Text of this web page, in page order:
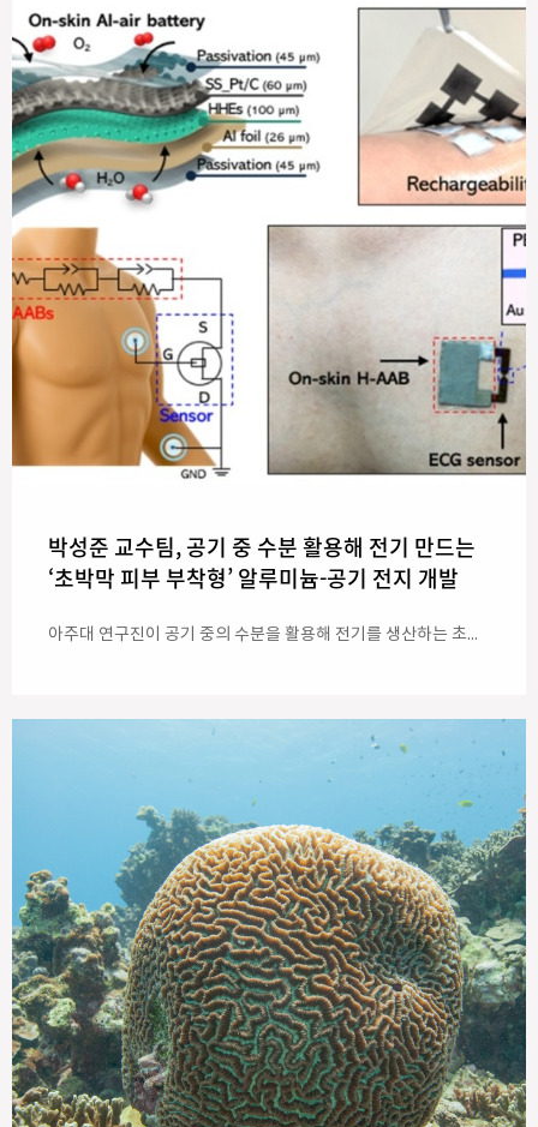
박성준 교수팀, 공기 중 수분 활용해 전기 만드는
‘초박막 피부 부착형’ 알루미늄-공기 전지 개발
아주대 연구진이 공기 중의 수분을 활용해 전기를 생산하는 초박막 피부 부착형 알루미늄-공기 전지를 개발했다. 얇고 가벼운 소재로 안정적으로 구동이 가능해 피부 밀착형 센서나 웨어러블 헬스케어 기기 등에 활용될 수 있을 전망이다. 박성준 교수(전자공학과·지능형반도체공학과) 연구팀은 충남대·광주과학기술원(GIST)과 함께 공기 중의 수분을 활용해 장시간 작동하는 초박막 피부 부착형 알루미늄-공기 전지를 개발했다고 밝혔다. 해당 내용은 ‘흡습성 전해질 기반 초박막 알루미늄-공기 전지를 통한 초밀착 피부 전자소자의 연속 구동(Ultrathin aluminum-air batteries via hygroscopic electrolytes for continuous operation of imperceptible on-skin electronics)’이라는 제목의 논문으로 소재 분야 저명 학술지 <어드밴스드 에너지 머터리얼즈(Advanced Energy Materials)>에 7월 온라인 게재됐다. 아주대 전자공학과 박사후연구원인 박재일 박사가 제1저자로 연구를 진행했고 박성준 교수(아주대 전자공학과·지능형반도체공학과), 유승준 교수(광주과학기술원 신소재공학과), 송우진 교수(충남대 응용화학공학과)가 교신저자로 참여했다. ‘알루미늄-공기 전지(Aluminum-air battery, AAB)’란 알루미늄의 산화 반응과 공기 중 산소의 환원 반응을 이용해 전기를 생산하는 에너지 장치로, 풍부하고 저렴한 알루미늄 자원을 바탕으로 차세대 고용량 에너지 저장 장치로 주목받고 있다. 이 전지는 공기 중 산소를 양극 활물질로 활용하기 때문에 무거운 양극 소재를 사용하지 않아도 되고 많은 에너지를 낼 수 있는 데다, 수계 전해질을 기반으로 해 안전성이 높다. 전해질은 배터리에서 전기가 흐르는 회로의 역할을 하는데, 수계 전해질은 ‘물’을 기반으로 해 친환경적이고 비용 부담이 적은 데다 화재나 폭발 위험이 현저히 낮다. 특히 피부에 직접 부착하는 형태로 얇고 유연하게 구현할 경우, 전자 피부(Electronic Skin)와 웨어러블 헬스케어 기기 등의 독립형 배터리로 활용할 수 있다. 그러나 알루미늄-공기 전지의 구조적 한계로 인해 두께를 줄이기가 어렵다는 점이 한계로 남아 있었다. 전지의 두께를 줄일수록 포함 가능한 전해질의 양과 수분 저장 능력이 감소하는데, 이렇게 되면 전체 에너지의 용량 역시 줄어들 수밖에 없어서다. 이에 전해질을 얇게 만들되 공기 중의 물을 흡수함으로써 소모된 수분을 지속적으로 보충할 수 있는 방식의 접근이 필요하다. 기존에 활용해 온 보습 첨가제나 부식 억제층은 전해질을 두껍게 만들거나 계면 저항을 높일 수 있어, 피부 밀착성과 높은 에너지 용량을 확보하는 데 한계가 있었다. 공동 연구팀은 이러한 문제를 해결하기 위해 주변 공기에서 수분을 지속적으로 보충할 수 있는 ‘하이드로젤 전해질’을 개발해, 초박막 구조에서도 안정적인 이온전도 경로와 산소환원 반응을 유지할 수 있게 했다. 동시에 고농도 염과 물 분자 사이의 강한 상호작용을 통해 물의 반응성을 낮춰 알루미늄 음극의 자가부식 을 억제할 수 있었다. 이를 통해 연구팀은 전해질의 수분 유지와 금속 음극 보호 기능을 하나의 초박막 전해질에 통합하고, 전체 두께 약 200um(마이크로미터, 1마이크로미터=0.001밀리미터) 이하에서도 높은 용량과 안정적인 구동 성능을 갖춘 피부 부착형 알루미늄-공기 전지를 구현하는 데 성공했다. 연구팀은 또한 초박막 알루미늄–공기 전지의 세부 구성과 작동 원리도 구체적으로 제시했다. ▲공기 중 산소를 받아들이는 초박막 스테인리스강 그물망 기반 공기극 ▲공기 중 수분을 스스로 흡수하는 염화리튬 기반 흡습성 하이드로젤 전해질 ▲고용량 알루미늄 음극으로 구성됐다. 특히 고농도 염화리튬 전해질은 주변 수분을 지속적으로 흡수해 전해질의 건조를 방지하는 동시에, 물 분자를 이온 주변에 강하게 결합시켜 알루미늄과 물 사이의 불필요한 부반응을 억제한다. 연구팀은 이를 통해 수분 유지와 부식 억제라는 두 기능을 하나의 초박막 전해질 안에서 동시에 구현했다. 공동 연구팀은 더불어 알루미늄 음극을 교체하는 기계적 재충전 방식도 제시했다. 전해질과 공기극은 그대로 유지하면서 소모된 알루미늄만 새것으로 교체하는 방식으로, 1000회의 반복 교체 이후에도 0.7볼트 이상의 안정적인 전압을 유지함을 확인했다. 이를 기반으로 8000시간 이상 작동할 수 있는 가능성을 확인했으며, 두 개의 전지를 직렬 또는 병렬로 연결해 전압과 용량을 확장할 수 있음도 입증했다. 연구팀은 개발된 전지를 유기전기화학 트랜지스터 기반 생체신호 센서와 결합해 심전도와 근전도 신호를 실시간으로 측정했으며, 최대 31.1데시벨의 높은 신호 품질을 확인했다. 박성준 아주대 교수는 “이번 연구는 별도의 수분 저장 장치 없이 공기 중 수분을 활용해 초박막 전지의 건조와 알루미늄 부식 문제를 동시에 해결했다는 데 의의가 있다”며 “피부와 함께 움직이면서도 높은 에너지 용량과 안정적인 생체신호 측정 성능을 가진 새로운 피부 부착형 전원 설계 방향을 제시한 것”이라고 설명했다. 이어 “앞으로 저비용 공기극, 장기적 피부 안전성, 대면적 제조 기술 등에 관한 후속 연구가 이어진다면, 별도의 무거운 전원 장치 없이 오랜 시간 구동가능한 완전 자립형 전자 피부와 웨어러블 건강관리 시스템을 구현할 수 있을 것”이라고 전망했다. 이번 연구는 과학기술정보통신부의 나노·소재기술개발사업(RS-2024-00403639), 신진연구지원사업(RS-2023-00213089), 신진연구자 인프라 사업(RS-2024-00403163), 모아팹시설활용지원사업 (RS-2025-16903034), 대학ICT연구센터사업(IITP-2023-2020-0-01461) 그리고 미래유망융합기술파이오니어 사업(RS-2025-25413074)의 지원을 받아 수행됐다. 또한 한국산업기술기획평가원의 시장주도형 K-센서 기술 개발사업(RS-2022-00154781), 농촌진흥청의 농업과학기술 연구개발사업(RS-2026-25503336)의 지원도 받았다. * 이미지 윗줄 왼쪽: 알루미늄-공기 전지(AAB)의 층별 구성을 보여주는 그림. 윗줄 가운데: 피부에 부착된 배터리 모습 및 열화상카메라 이미지. 배터리 방전 중 발열이 없어 안전성이 높음. 윗줄 오른쪽: 반지 형태로 제작된 웨어러블 알루미늄-공기 전지(AAB). 구멍을 뚫는 등 외부 충격이 있어도 폭발의 위험이 없으며 안전하게 전원을 공급할 수 있음. 아랫줄 왼쪽: 배터리 일체형 생체신호 센서 회로도. 아랫줄 가운데: 배터리 일체형 생체신호 센서 부착 모습. 연구진은 심전도와 근전도 신호를 높은 품질로 실시간 측정했다. 아랫줄 오른쪽: 측정된 생체신호(심장 박동). 배터리를 1000회 충전하는 동안에도 심장 박동 신호가 안정적으로 측정됨을 보여줌.